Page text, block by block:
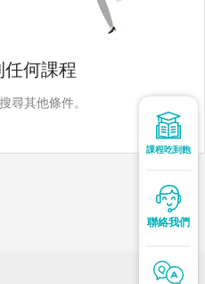
課程吃到飽
聯絡我們
任何課程
尋其他條件。